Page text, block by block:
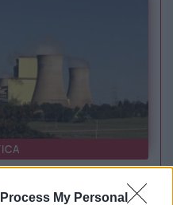
My Personal
european